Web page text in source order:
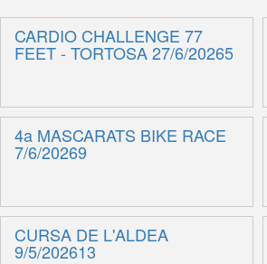
CARDIO CHALLENGE 77
FEET - TORTOSA 27/6/20265
4a MASCARATS BIKE RACE
7/6/20269
CURSA DE L'ALDEA
9/5/202613